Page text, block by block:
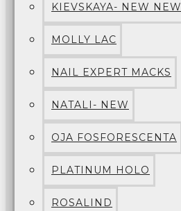
KIEVSKAYA- NEW NEW
MOLLY LAC
NAIL EXPERT MACKS
NATALI- NEW
OJA FOSFORESCENTA
PLATINUM HOLO
ROSALIND